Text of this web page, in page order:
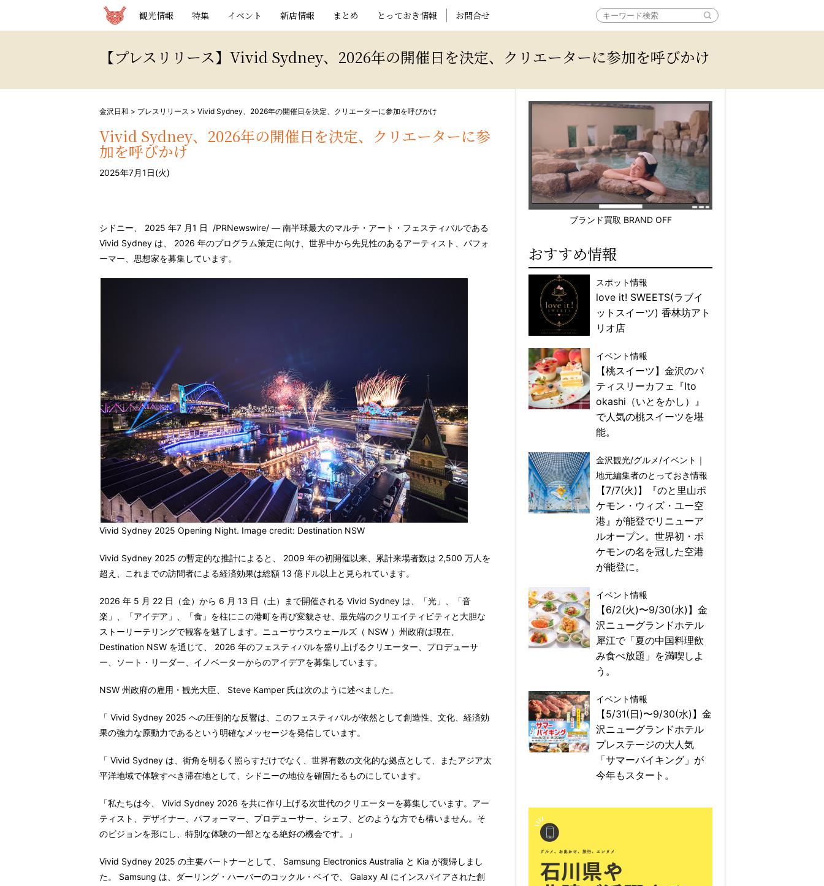
観光情報 特集 イベント 新店情報 まとめ とっておき情報 お問合せ
【プレスリリース】Vivid Sydney、2026年の開催日を決定、クリエーターに参加を呼びかけ
金沢日和 > プレスリリース > Vivid Sydney、2026年の開催日を決定、クリエーターに参加を呼びかけ
Vivid Sydney、2026年の開催日を決定、クリエーターに参
加を呼びかけ
2025年7月1日(火)
シドニー、 2025 年7 月1 日 /PRNewswire/ — 南半球最大のマルチ・アート・フェスティバルである
Vivid Sydney は、 2026 年のプログラム策定に向け、世界中から先見性のあるアーティスト、パフォ
ーマー、思想家を募集しています。
Vivid Sydney 2025 Opening Night. Image credit: Destination NSW
Vivid Sydney 2025 の暫定的な推計によると、 2009 年の初開催以来、累計来場者数は 2,500 万人を
超え、これまでの訪問者による経済効果は総額 13 億ドル以上と見られています。
2026 年 5 月 22 日（金）から 6 月 13 日（土）まで開催される Vivid Sydney は、「光」、「音
楽」、「アイデア」、「食」を柱にこの港町を再び変貌させ、最先端のクリエイティビティと大胆な
ストーリーテリングで観客を魅了します。ニューサウスウェールズ（ NSW ）州政府は現在、
Destination NSW を通じて、 2026 年のフェスティバルを盛り上げるクリエーター、プロデューサ
ー、ソート・リーダー、イノベーターからのアイデアを募集しています。
NSW 州政府の雇用・観光大臣、 Steve Kamper 氏は次のように述べました。
「 Vivid Sydney 2025 への圧倒的な反響は、このフェスティバルが依然として創造性、文化、経済効
果の強力な原動力であるという明確なメッセージを発信しています。
「 Vivid Sydney は、街角を明るく照らすだけでなく、世界有数の文化的な拠点として、またアジア太
平洋地域で体験すべき滞在地として、シドニーの地位を確固たるものにしています。
「私たちは今、 Vivid Sydney 2026 を共に作り上げる次世代のクリエーターを募集しています。アー
ティスト、デザイナー、パフォーマー、プロデューサー、シェフ、どのような方でも構いません。そ
のビジョンを形にし、特別な体験の一部となる絶好の機会です。」
Vivid Sydney 2025 の主要パートナーとして、 Samsung Electronics Australia と Kia が復帰しまし
た。
Samsung は、ダーリング・ハーバーのコックル・ベイで、 Galaxy AI にインスパイアされた創
ブランド買取 BRAND OFF
おすすめ情報
スポット情報
love it! SWEETS(ラブイ
ットスイーツ) 香林坊アト
リオ店
イベント情報
【桃スイーツ】金沢のパ
ティスリーカフェ『Ito
okashi（いとをかし）』
で人気の桃スイーツを堪
能。
金沢観光/グルメ/イベント｜
地元編集者のとっておき情報
【7/7(火)】『のと里山ポ
ケモン・ウィズ・ユー空
港』が能登でリニューア
ルオープン。世界初・ポ
ケモンの名を冠した空港
が能登に。
イベント情報
【6/2(火)〜9/30(水)】金
沢ニューグランドホテル
犀江で「夏の中国料理飲
み食べ放題」を満喫しよ
う。
イベント情報
【5/31(日)〜9/30(水)】金
沢ニューグランドホテル
プレステージの大人気
「サマーバイキング」が
今年もスタート。